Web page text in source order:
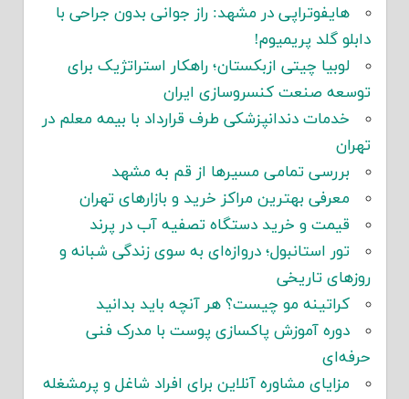
هایفوتراپی در مشهد: راز جوانی بدون جراحی با
دابلو گلد پریمیوم!
لوبیا چیتی ازبکستان؛ راهکار استراتژیک برای
توسعه صنعت کنسروسازی ایران
خدمات دندانپزشکی طرف قرارداد با بیمه معلم در
تهران
بررسی تمامی مسیرها از قم به مشهد
معرفی بهترین مراکز خرید و بازارهای تهران
قیمت و خرید دستگاه تصفیه آب در پرند
تور استانبول؛ دروازه‌ای به سوی زندگی شبانه و
روزهای تاریخی
کراتینه مو چیست؟ هر آنچه باید بدانید
دوره آموزش پاکسازی پوست با مدرک فنی
حرفه‌ای
مزایای مشاوره آنلاین برای افراد شاغل و پرمشغله